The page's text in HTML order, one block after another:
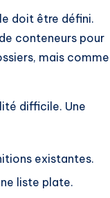
doit être défini.
conteneurs pour
mais comme
difficile. Une
existantes.
liste plate.